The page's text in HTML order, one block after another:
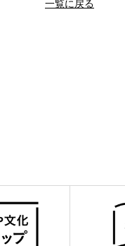
一覧に戻る